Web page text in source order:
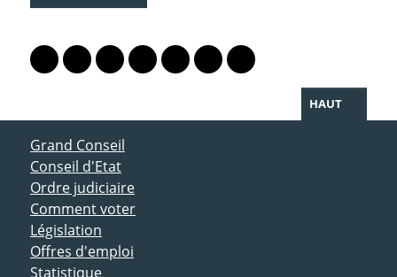
Lien vers le profil Mastodon
Lien vers le profil Bluesky
Lien vers le profil Instagram
Lien vers le profil Linkedin
Lien vers le profil Facebook
Lien vers le profil Twitter
Partager par WhatsApp
HAUT
ACCÈS DIRECT
Grand Conseil
Conseil d'Etat
Ordre judiciaire
Comment voter
Législation
Offres d'emploi
Statistique